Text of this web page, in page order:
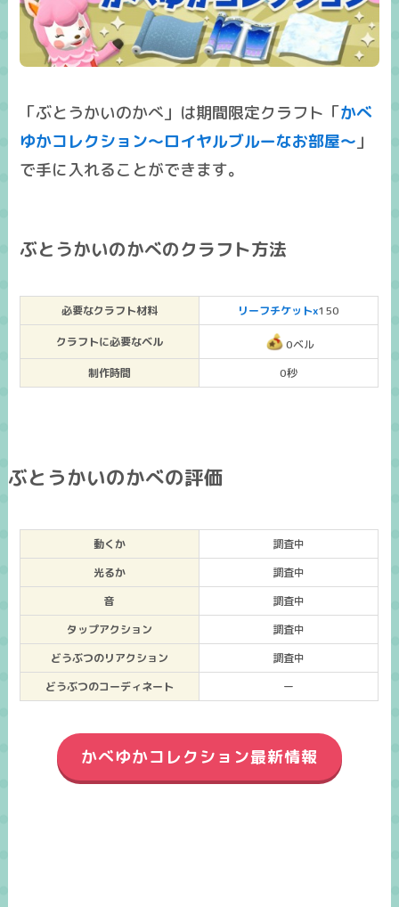
「ぶとうかいのかべ」は期間限定クラフト「かべ
ゆかコレクション～ロイヤルブルーなお部屋～ 」
で手に入れることができます。
ぶとうかいのかべのクラフト方法
必要なクラフト材料 リーフチケットx150
クラフトに必要なベル
0ベル
制作時間
0秒
ぶとうかいのかべの評価
動くか
調査中
光るか
調査中
音
調査中
タップアクション
調査中
どうぶつのリアクション
調査中
どうぶつのコーディネート
ー
かべゆかコレクション最新情報